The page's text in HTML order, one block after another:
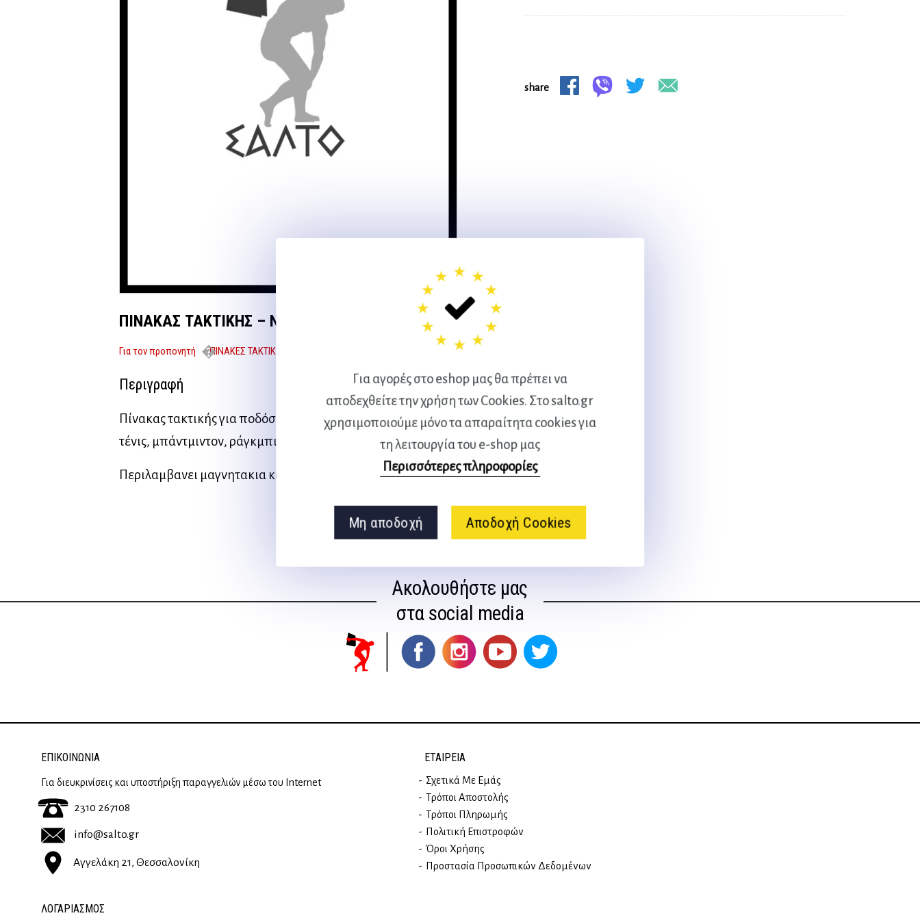
Για αγορές στο eshop μας θα πρέπει να
αποδεχθείτε την χρήση των Cookies. Στο salto.gr
χρησιμοποιούμε μόνο τα απαραίτητα cookies για
τη λειτουργία του e-shop μας
Περισσότερες πληροφορίες
Μη αποδοχή Αποδοχή Cookies
share
ΠΙΝΑΚΑΣ ΤΑΚΤΙΚΗΣ – ΝΤΟΣΙΕ DERBYSTAR
Για τον προπονητή ΠΙΝΑΚΕΣ ΤΑΚΤΙΚΗΣ
ΠΙΝΑΚΑΣ ΤΑΚΤΙΚΗΣ – ΝΤΟΣΙΕ
Περιγραφή
Πίνακας τακτικής για ποδόσφαιρο, μπάσκετ, χάντμπολ, βόλεϊ,
τένις, μπάντμιντον, ράγκμπι, χόκεϊ, αμερικάνικο ποδόσφαιρο.
Περιλαμβανει μαγνητακια και μαρκαδόρο.
Ακολουθήστε μας
στα social media
ΕΠΙΚΟΙΝΩΝΊΑ
Για διευκρινίσεις και υποστήριξη παραγγελιών μέσω του Internet
2310 267108
info@salto.gr
Αγγελάκη 21, Θεσσαλονίκη
ΕΤΑΙΡΕΊΑ
Σχετικά Με Εμάς
Τρόποι Αποστολής
Τρόποι Πληρωμής
Πολιτική Επιστροφών
Όροι Χρήσης
Προστασία Προσωπικών Δεδομένων
ΛΟΓΑΡΙΑΣΜΟΣ